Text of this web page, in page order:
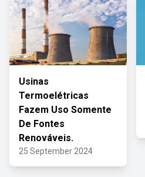
Usinas
Termoelétricas
Fazem Uso Somente
De Fontes
Renováveis.
25 September 2024